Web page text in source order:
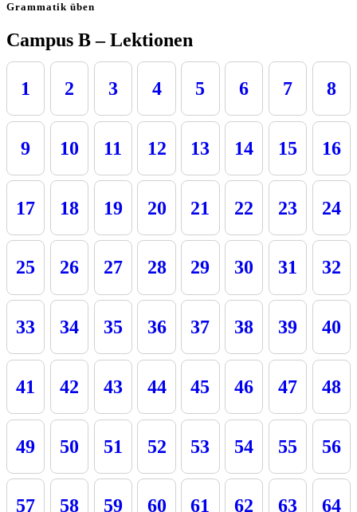
Grammatik üben
Campus B – Lektionen
1 2 3 4 5 6 7 8
9 10 11 12 13 14 15 16
17 18 19 20 21 22 23 24
25 26 27 28 29 30 31 32
33 34 35 36 37 38 39 40
41 42 43 44 45 46 47 48
49 50 51 52 53 54 55 56
57 58 59 60 61 62 63 64